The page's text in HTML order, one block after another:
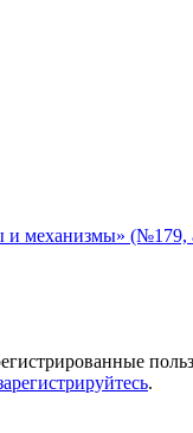
механизмы» (№179,
.